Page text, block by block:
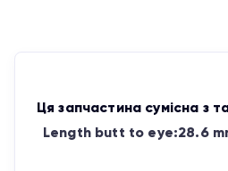
Ця запчастина сумісна з
Length butt to eye:28.6